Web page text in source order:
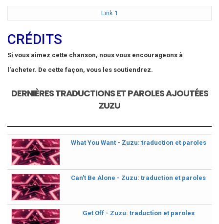
Link 1
CRÉDITS
Si vous aimez cette chanson, nous vous encourageons à
l'acheter. De cette façon, vous les soutiendrez.
DERNIÈRES TRADUCTIONS ET PAROLES AJOUTÉES
ZUZU
What You Want - Zuzu: traduction et paroles
Can't Be Alone - Zuzu: traduction et paroles
Get Off - Zuzu: traduction et paroles